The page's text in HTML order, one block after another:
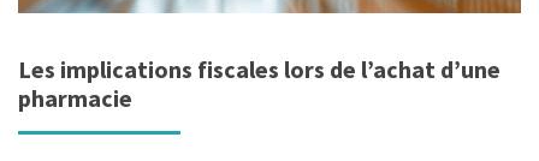
Les implications fiscales lors de l’achat d’une
pharmacie